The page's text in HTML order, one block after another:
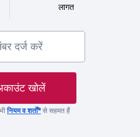
लागत
खोलें
नियम व शर्तों*से सहमत हैं